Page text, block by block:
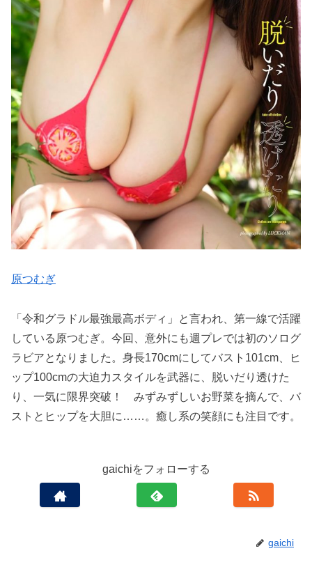
原つむぎ
「令和グラドル最強最高ボディ」と言われ、第一線で活躍
している原つむぎ。今回、意外にも週プレでは初のソログ
ラビアとなりました。身長170cmにしてバスト101cm、ヒ
ップ100cmの大迫力スタイルを武器に、脱いだり透けた
り、一気に限界突破！ みずみずしいお野菜を摘んで、バ
ストとヒップを大胆に……。癒し系の笑顔にも注目です。
gaichiをフォローする
gaichi